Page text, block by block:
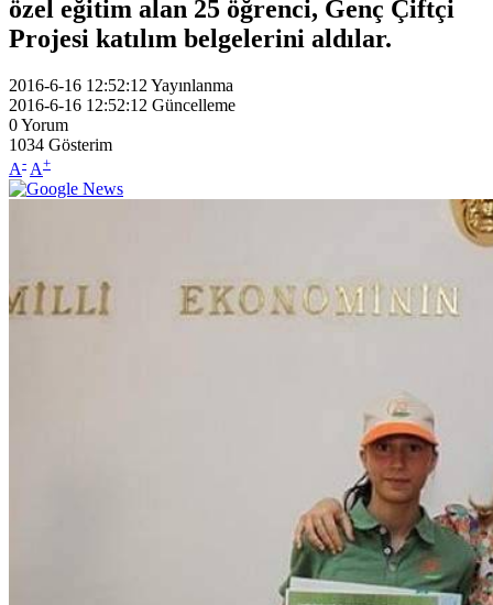
özel eğitim alan 25 öğrenci, Genç Çiftçi
Projesi katılım belgelerini aldılar.
2016-6-16 12:52:12 Yayınlanma
2016-6-16 12:52:12 Güncelleme
0Yorum
1034 Gösterim
A- A+